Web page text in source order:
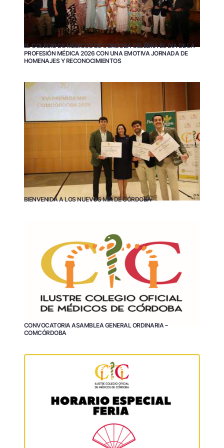
EL COLEGIO DE MÉDICOS DE CÓRDOBA CELEBRA EL DÍA DE LA
PROFESIÓN MÉDICA 2026 CON UNA EMOTIVA JORNADA DE
HOMENAJES Y RECONOCIMIENTOS
BIENVENIDA A LOS NUEVOS MIR DE CÓRDOBA
CONVOCATORIA ASAMBLEA GENERAL ORDINARIA –
COMCÓRDOBA